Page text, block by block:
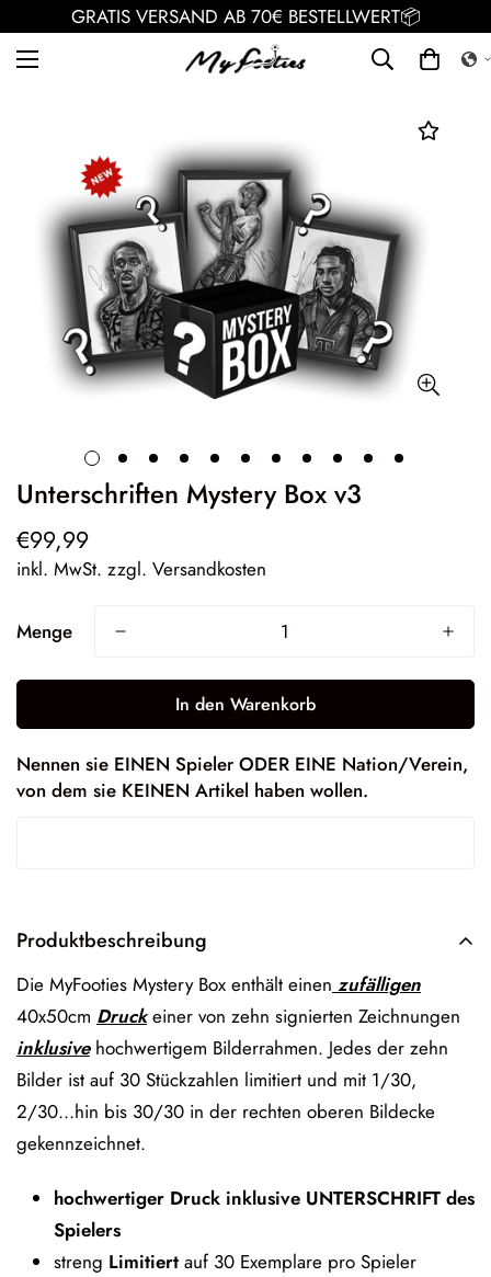
GRATIS VERSAND AB 70€ BESTELLWERT📦
Unterschriften Mystery Box v3
Regulärer
Preis
€99,99
inkl. MwSt. zzgl. Versandkosten
Menge
In den Warenkorb
Nennen sie EINEN Spieler ODER EINE Nation/Verein,
von dem sie KEINEN Artikel haben wollen.
Produktbeschreibung
Die MyFooties Mystery Box enthält einen zufälligen
40x50cm Druckeiner von zehn signierten Zeichnungen
inklusivehochwertigem Bilderrahmen. Jedes der zehn
Bilder ist auf 30 Stückzahlen limitiert und mit 1/30,
2/30...hin bis 30/30 in der rechten oberen Bildecke
gekennzeichnet.
hochwertiger Druck inklusive UNTERSCHRIFT des
Spielers
streng Limitiert auf 30 Exemplare pro Spieler